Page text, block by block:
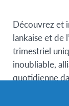
Découvrez et
lankaise et de
trimestriel
inoubliable,
quotidienne